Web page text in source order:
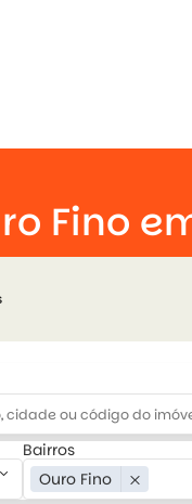
Fino
keyboard_arrow_down
Bairros
Ouro Fino
close